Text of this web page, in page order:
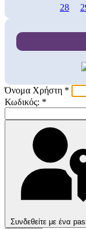
28
Όνομα Χρήστη *
Κωδικός: *
Συνδεθείτε με ένα